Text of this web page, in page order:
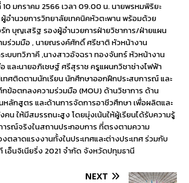
มกราคม 2566 เวลา 09.00 น. นายพรหมพิริยะ
อำนวยการวิทยาลัยเทคนิคหัวตะพาน พร้อมด้วย
ก บุญเสริฐ รองผู้อำนวยการฝ่ายวิชาการ/ฝ่ายแผน
มร่วมมือ , นายณรงค์ศักดิ์ ศรีชาติ หัวหน้างาน
ะบบทวิภาคี ,นางสาวอัจฉรา ทองจันทร์ หัวหน้างาน
และนายอภิเชษฐ์ ศรีสุราช ครูแผนกวิชาช่างไฟฟ้า
เทศติดตามนักเรียน นักศึกษาออกฝึกประสบการณ์ และ
ข้อตกลงความร่วมมือ (MOU) ด้านวิชาการ ด้าน
หลักสูตร และด้านการจัดการอาชีวศึกษา เพื่อผลิตและ
น ให้มีสมรรถนะสูง โดยมุ่งเน้นให้ผู้เรียนได้รับความรู้
ารณ์จริงในสถานประกอบการ ที่ตรงตามความ
ตลาดแรงงานทั้งในประเทศและต่างประเทศ ร่วมกับ
เอ็นจิเนียริ่ง 2021 จำกัด จังหวัดปทุมธานี
NEXT